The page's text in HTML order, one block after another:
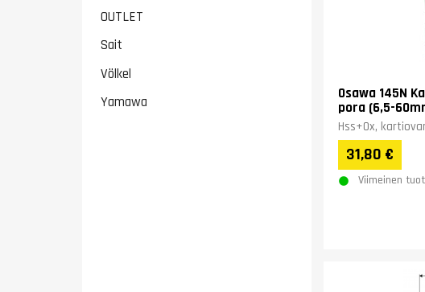
OUTLET
Sait
Völkel
Yamawa
Osawa 145N
pora (6,5-
Hss+Ox,
31,80 €
Viimeinen